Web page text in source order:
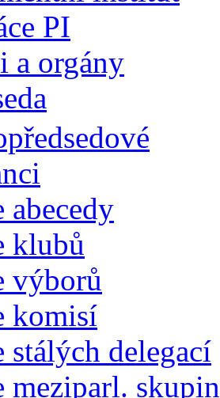
PI
a orgány
abecedy
klubů
výborů
komisí
stálých delegací
meziparl. skupin